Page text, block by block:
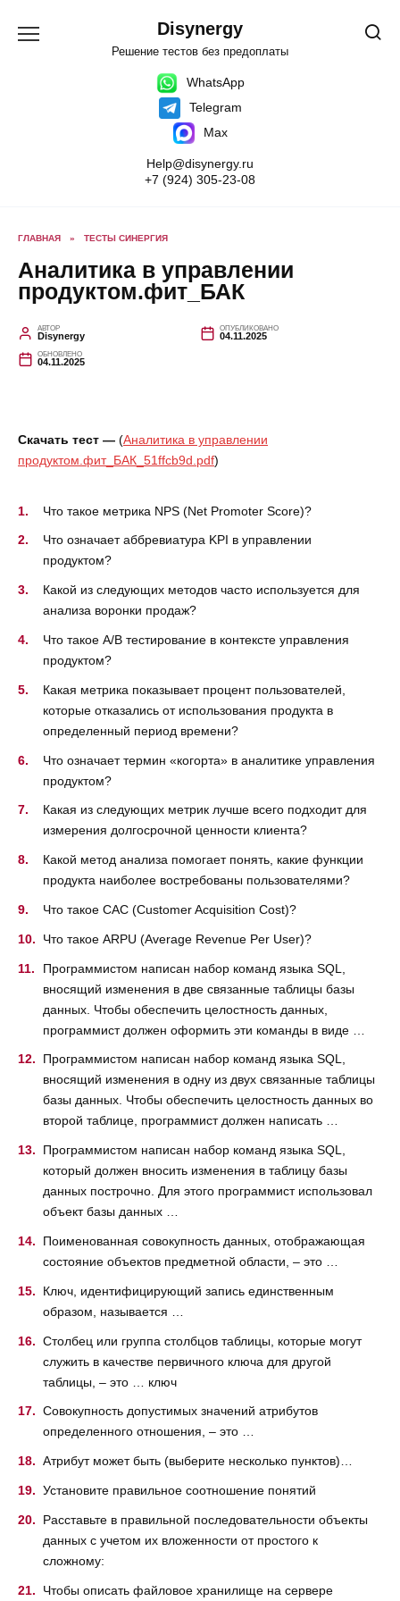
содержанию
Disynergy
Решение тестов без предоплаты
WhatsApp
Telegram
Max
Help@disynergy.ru
+7 (924) 305-23-08
ГЛАВНАЯ » ТЕСТЫ СИНЕРГИЯ
Аналитика в управлении
продуктом.фит_БАК
АВТОР
Disynergy
ОПУБЛИКОВАНО
04.11.2025
ОБНОВЛЕНО
04.11.2025
Скачать тест — (Аналитика в управлении
продуктом.фит_БАК_51ffcb9d.pdf)
Что такое метрика NPS (Net Promoter Score)?
Что означает аббревиатура KPI в управлении
продуктом?
Какой из следующих методов часто используется для
анализа воронки продаж?
Что такое A/B тестирование в контексте управления
продуктом?
Какая метрика показывает процент пользователей,
которые отказались от использования продукта в
определенный период времени?
Что означает термин «когорта» в аналитике управления
продуктом?
Какая из следующих метрик лучше всего подходит для
измерения долгосрочной ценности клиента?
Какой метод анализа помогает понять, какие функции
продукта наиболее востребованы пользователями?
Что такое CAC (Customer Acquisition Cost)?
Что такое ARPU (Average Revenue Per User)?
Программистом написан набор команд языка SQL,
вносящий изменения в две связанные таблицы базы
данных. Чтобы обеспечить целостность данных,
программист должен оформить эти команды в виде …
Программистом написан набор команд языка SQL,
вносящий изменения в одну из двух связанные таблицы
базы данных. Чтобы обеспечить целостность данных во
второй таблице, программист должен написать …
Программистом написан набор команд языка SQL,
который должен вносить изменения в таблицу базы
данных построчно. Для этого программист использовал
объект базы данных …
Поименованная совокупность данных, отображающая
состояние объектов предметной области, – это …
Ключ, идентифицирующий запись единственным
образом, называется …
Столбец или группа столбцов таблицы, которые могут
служить в качестве первичного ключа для другой
таблицы, – это … ключ
Совокупность допустимых значений атрибутов
определенного отношения, – это …
Атрибут может быть (выберите несколько пунктов)…
Установите правильное соотношение понятий
Расставьте в правильной последовательности объекты
данных с учетом их вложенности от простого к
сложному:
Чтобы описать файловое хранилище на сервере